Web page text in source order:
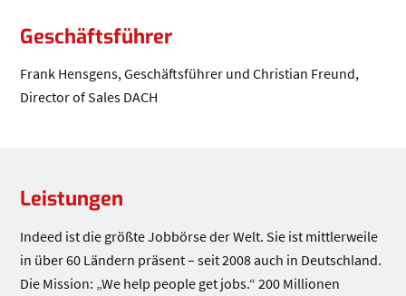
Geschäftsführer
Frank Hensgens, Geschäftsführer und Christian Freund,
Director of Sales DACH
Leistungen
Leistungen
Indeed ist die größte Jobbörse der Welt. Sie ist mittlerweile
in über 60 Ländern präsent – seit 2008 auch in Deutschland.
Die Mission: „We help people get jobs.“ 200 Millionen